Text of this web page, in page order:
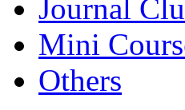
Journal
Mini
Others